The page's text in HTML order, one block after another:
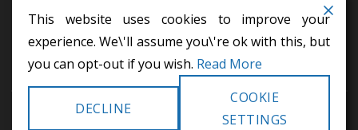
MENTIONS LÉGALES
POLITIQUE DE CONFIDENTIALITÉ
POLITIQUE DE CONFIDENTIALITÉ
©2024 Khodex - Le motard
This website uses cookies to improve your
experience. We\'ll assume you\'re ok with this, but
you can opt-out if you wish. Read More
DECLINE
COOKIE
SETTINGS